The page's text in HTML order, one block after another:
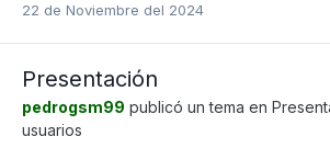
22 de Noviembre del 2024
Presentación
pedrogsm99 publicó un tema en
usuarios